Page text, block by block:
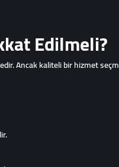
Edilmeli?
Ancak kaliteli bir hizmet